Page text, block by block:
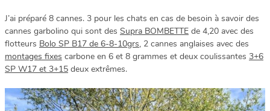
J’ai préparé 8 cannes. 3 pour les chats en cas de besoin à savoir des
cannes garbolino qui sont des Supra BOMBETTE de 4,20 avec des
flotteurs Bolo SP B17 de 6-8-10grs, 2 cannes anglaises avec des
montages fixes carbone en 6 et 8 grammes et deux coulissantes 3+6
SP W17 et 3+15 deux extrêmes.